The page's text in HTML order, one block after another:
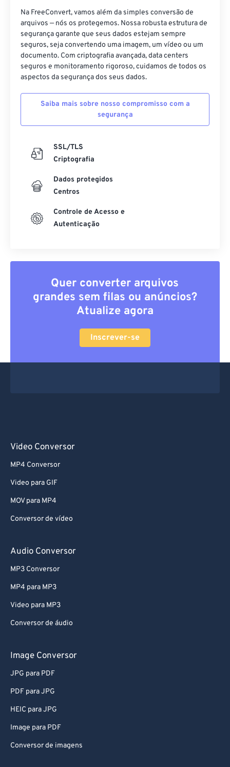
Na FreeConvert, vamos além da simples conversão de
arquivos — nós os protegemos. Nossa robusta estrutura de
segurança garante que seus dados estejam sempre
seguros, seja convertendo uma imagem, um vídeo ou um
documento. Com criptografia avançada, data centers
seguros e monitoramento rigoroso, cuidamos de todos os
aspectos da segurança dos seus dados.
Saiba mais sobre nosso compromisso com a
segurança
SSL/TLS
Criptografia
Dados protegidos
Centros
Controle de Acesso e
Autenticação
Quer converter arquivos
grandes sem filas ou anúncios?
Atualize agora
Inscrever-se
Video Conversor
MP4 Conversor
Video para GIF
MOV para MP4
Conversor de vídeo
Audio Conversor
MP3 Conversor
MP4 para MP3
Video para MP3
Conversor de áudio
Image Conversor
JPG para PDF
PDF para JPG
HEIC para JPG
Image para PDF
Conversor de imagens